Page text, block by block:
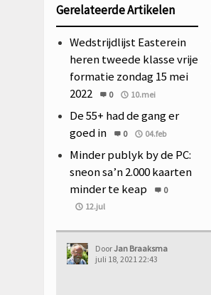
Gerelateerde Artikelen
Wedstrijdlijst Easterein
heren tweede klasse vrije
formatie zondag 15 mei
2022
0 10.mei
De 55+ had de gang er
goed in
0 04.feb
Minder publyk by de PC:
sneon sa’n 2.000 kaarten
minder te keap
0
12.jul
DoorJan Braaksma
juli 18, 2021 22:43